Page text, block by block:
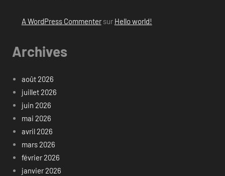
A WordPress Commentersur Hello world!
Archives
août 2026
juillet 2026
juin 2026
mai 2026
avril 2026
mars 2026
février 2026
janvier 2026